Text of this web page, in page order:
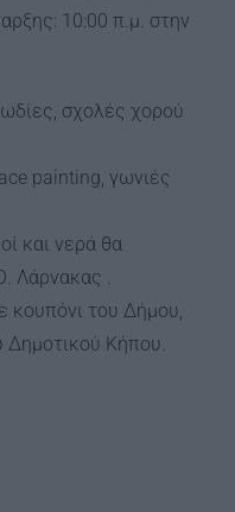
10:00 π.μ. στην
σχολές χορού
painting, γωνιές
και νερά θα
Λάρνακας .
κουπόνι του Δήμου,
Δημοτικού Κήπου.